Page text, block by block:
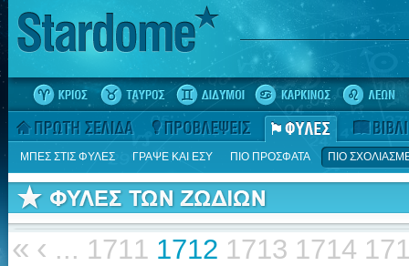
ΜΠΕΣ ΣΤΙΣ ΦΥΛΕΣ ΓΡΑΨΕ ΚΑΙ ΕΣΥ ΠΙΟ ΠΡΟΣΦΑΤΑ ΠΙΟ
« ‹ ... 1711 1712 1713 1714